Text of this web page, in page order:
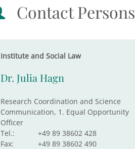
Contact Persons
Institute and Social Law
Dr. Julia Hagn
Research Coordination and Science
Communication, 1. Equal Opportunity
Officer
Tel.:
+49 89 38602 428
Fax:
+49 89 38602 490